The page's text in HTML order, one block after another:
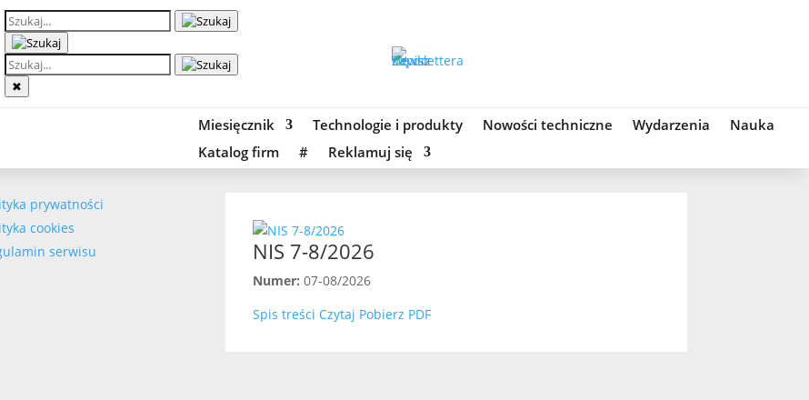
✖
Miesięcznik Technologie i produkty Nowości techniczne Wydarzenia
Nauka
Katalog firm
# Reklamuj się
prywatności
cookies
serwisu
NIS 7-8/2026
Numer: 07-08/2026
Spis treści Czytaj Pobierz PDF